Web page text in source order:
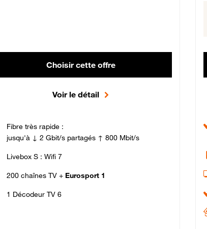
Choisir cette offre
Voir le détail
Fibre très rapide :
jusqu'à ↓ 2 Gbit/s partagés ↑ 800 Mbit/s
Livebox S : Wifi 7
200 chaînes TV + Eurosport 1
1 Décodeur TV 6